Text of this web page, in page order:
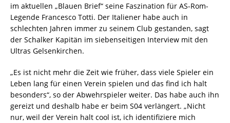
im aktuellen „Blauen Brief“ seine Faszination für AS-Rom-
Legende Francesco Totti. Der Italiener habe auch in
schlechten Jahren immer zu seinem Club gestanden, sagt
der Schalker Kapitän im siebenseitigen Interview mit den
Ultras Gelsenkirchen.
„Es ist nicht mehr die Zeit wie früher, dass viele Spieler ein
Leben lang für einen Verein spielen und das find ich halt
besonders“, so der Abwehrspieler weiter. Das habe auch ihn
gereizt und deshalb habe er beim S04 verlängert. „Nicht
nur, weil der Verein halt cool ist, ich identifiziere mich